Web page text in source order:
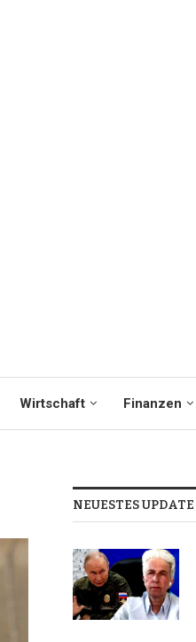
Wirtschaft Finanzen
NEUESTES UPDATE